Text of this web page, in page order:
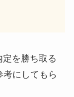
を勝ち取る
にしてもら